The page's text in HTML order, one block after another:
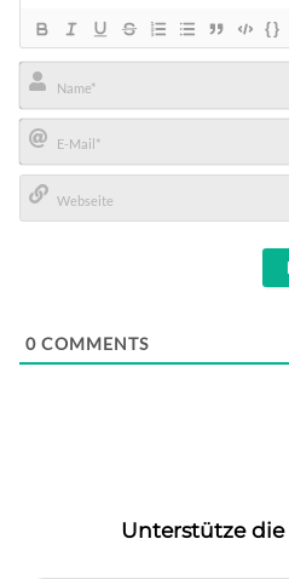
{}
Name*
E-
Mail*
0 COMMENTS
Unterstütze